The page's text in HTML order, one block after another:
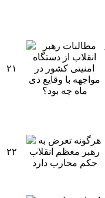
۲۱
۲۲